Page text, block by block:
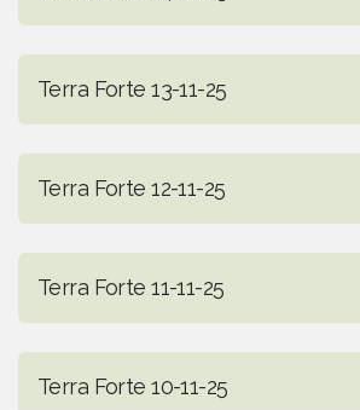
Terra Forte 13-11-25
Terra Forte 12-11-25
Terra Forte 11-11-25
Terra Forte 10-11-25